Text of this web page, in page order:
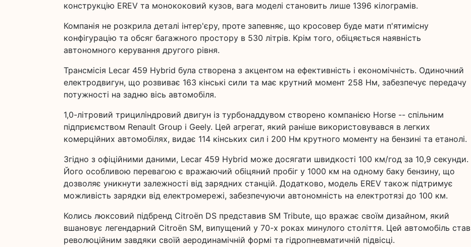
конструкцію EREV та монококовий кузов, вага моделі становить лише 1396 кілограмів.
Компанія не розкрила деталі інтер'єру, проте запевняє, що кросовер буде мати п'ятимісну
конфігурацію та обсяг багажного простору в 530 літрів. Крім того, обіцяється наявність
автономного керування другого рівня.
Трансмісія Lecar 459 Hybrid була створена з акцентом на ефективність і економічність. Одиночний
електродвигун, що розвиває 163 кінські сили та має крутний момент 258 Нм, забезпечує передачу
потужності на задню вісь автомобіля.
1,0-літровий трициліндровий двигун із турбонаддувом створено компанією Horse -- спільним
підприємством Renault Group і Geely. Цей агрегат, який раніше використовувався в легких
комерційних автомобілях, видає 114 кінських сил і 200 Нм крутного моменту на бензині та етанолі.
Згідно з офіційними даними, Lecar 459 Hybrid може досягати швидкості 100 км/год за 10,9 секунди.
Його особливою перевагою є вражаючий обіцяний пробіг у 1000 км на одному баку бензину, що
дозволяє уникнути залежності від зарядних станцій. Додатково, модель EREV також підтримує
можливість зарядки від електромережі, забезпечуючи автономність на електротязі до 100 км.
Колись люксовий підбренд Citroën DS представив SM Tribute, що вражає своїм дизайном, який
вшановує легендарний Citroën SM, випущений у 70-х роках минулого століття. Цей автомобіль став
революційним завдяки своїй аеродинамічній формі та гідропневматичній підвісці.